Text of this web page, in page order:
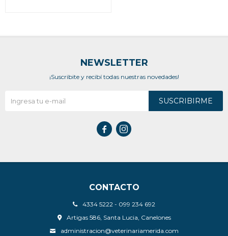
CONTACTO
4334 5222 - 099 234 692
Artigas 586, Santa Lucia, Canelones
administracion@veterinariamerida.com
NEWSLETTER
¡Suscribite y recibí todas nuestras novedades!
SUSCRIBIRME
 